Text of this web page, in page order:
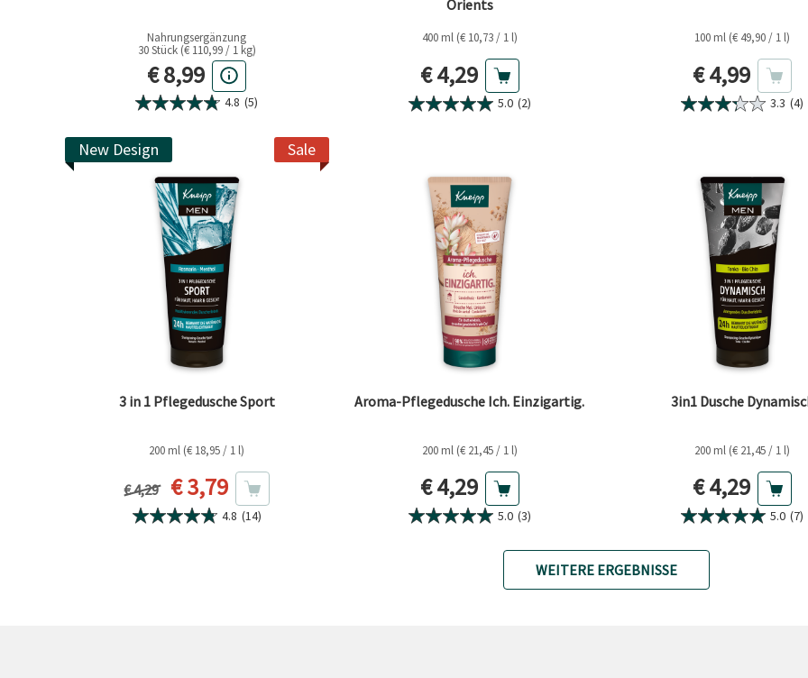
Nahrungsergänzung
30 Stück (€ 110,99 / 1 kg)
Aktueller Preis
€ 8,99
4.8 (5)
Orients
400 ml (€ 10,73 / 1 l)
Aktueller Preis
€ 4,29
5.0 (2)
100 ml (€ 49,90 / 1 l)
Aktueller
€ 4,99
3.3 (4)
Sale
New Design
3 in 1 Pflegedusche Sport
200 ml (€ 18,95 / 1 l)
Vorheriger Preis
€ 4,29 Aktueller Preis
€ 3,79
4.8 (14)
Aroma-Pflegedusche Ich. Einzigartig.
200 ml (€ 21,45 / 1 l)
Aktueller Preis
€ 4,29
5.0 (3)
3in1 Dusche
200 ml (€ 21,45 / 1 l)
Aktueller
€ 4,29
5.0 (7)
WEITERE ERGEBNISSE